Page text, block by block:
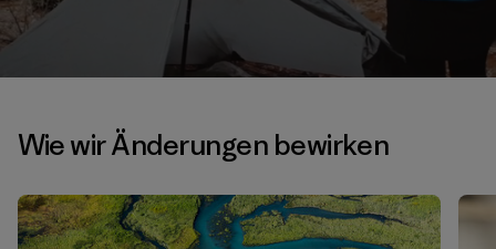
Wie wir Änderungen bewirken